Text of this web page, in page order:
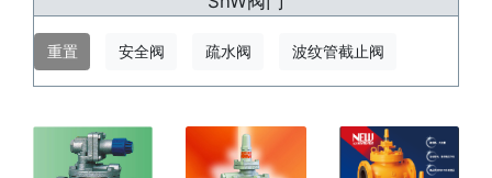
重置 安全阀 疏水阀 波纹管截止阀